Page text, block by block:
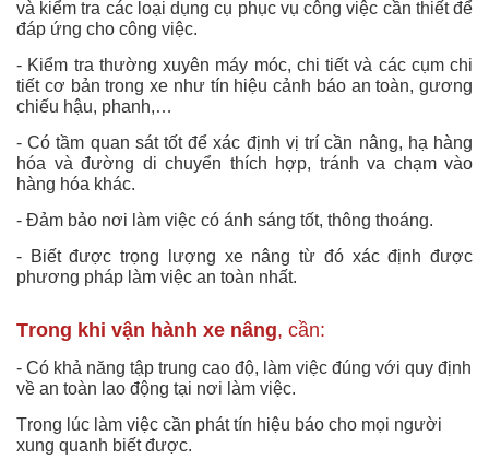
và kiểm tra các loại dụng cụ phục vụ công việc cần thiết để
đáp ứng cho công việc.
- Kiểm tra thường xuyên máy móc, chi tiết và các cụm chi
tiết cơ bản trong xe như tín hiệu cảnh báo an toàn, gương
chiếu hậu, phanh,…
- Có tầm quan sát tốt để xác định vị trí cần nâng, hạ hàng
hóa và đường di chuyển thích hợp, tránh va chạm vào
hàng hóa khác.
- Đảm bảo nơi làm việc có ánh sáng tốt, thông thoáng.
- Biết được trọng lượng xe nâng từ đó xác định được
phương pháp làm việc an toàn nhất.
Trong khi vận hành xe nâng, cần:
- Có khả năng tập trung cao độ, làm việc đúng với quy định
về an toàn lao động tại nơi làm việc.
Trong lúc làm việc cần phát tín hiệu báo cho mọi người
xung quanh biết được.